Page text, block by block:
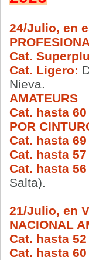
24/Julio, en
Cat.
Cat. Ligero:
Nieva.
AMATEURS
Cat. hasta
POR
Cat. hasta
Cat. hasta
Cat. hasta
Salta).
21/Julio, en
NACIONAL
Cat. hasta
Cat. hasta